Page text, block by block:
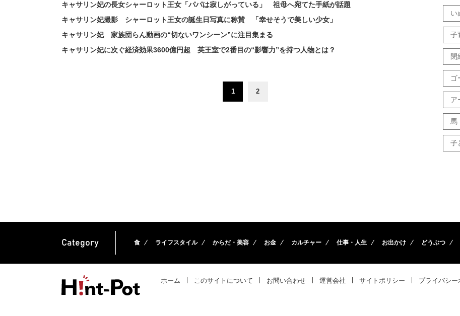
キャサリン妃の長女シャーロット王女「パパは寂しがっている」 祖母へ宛てた手紙が話題
キャサリン妃撮影 シャーロット王女の誕生日写真に称賛 「幸せそうで美しい少女」
キャサリン妃 家族団らん動画の“切ないワンシーン”に注目集まる
キャサリン妃に次ぐ経済効果3600億円超 英王室で2番目の“影響力”を持つ人物とは？
1 2
い
子
閉
ゴ
ア
馬
子
Category 食 ライフスタイル からだ・美容 お金 カルチャー 仕事・人生 お出かけ どうぶつ
ホーム このサイトについて お問い合わせ 運営会社 サイトポリシー プライバシー